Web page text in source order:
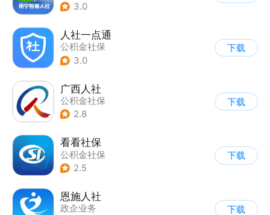
3.0
人社一点通
公积金社保
3.0
下载
广西人社
公积金社保
2.8
下载
看看社保
公积金社保
2.5
下载
恩施人社
政企业务
下载